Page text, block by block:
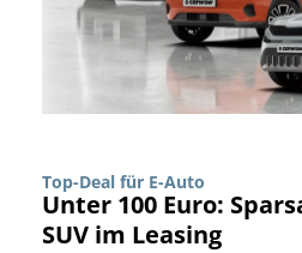
Top-Deal für E-Auto
Unter 100 Euro:
SUV im Leasing